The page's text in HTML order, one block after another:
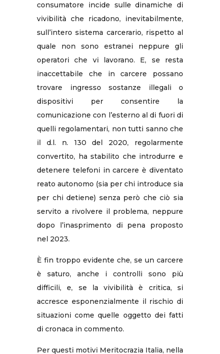
consumatore incide sulle dinamiche di
vivibilità che ricadono, inevitabilmente,
sull’intero sistema carcerario, rispetto al
quale non sono estranei neppure gli
operatori che vi lavorano. E, se resta
inaccettabile che in carcere possano
trovare ingresso sostanze illegali o
dispositivi per consentire la
comunicazione con l’esterno al di fuori di
quelli regolamentari, non tutti sanno che
il d.l. n. 130 del 2020, regolarmente
convertito, ha stabilito che introdurre e
detenere telefoni in carcere è diventato
reato autonomo (sia per chi introduce sia
per chi detiene) senza però che ciò sia
servito a rivolvere il problema, neppure
dopo l’inasprimento di pena proposto
nel 2023.
È fin troppo evidente che, se un carcere
è saturo, anche i controlli sono più
difficili, e, se la vivibilità è critica, si
accresce esponenzialmente il rischio di
situazioni come quelle oggetto dei fatti
di cronaca in commento.
Per questi motivi Meritocrazia Italia, nella